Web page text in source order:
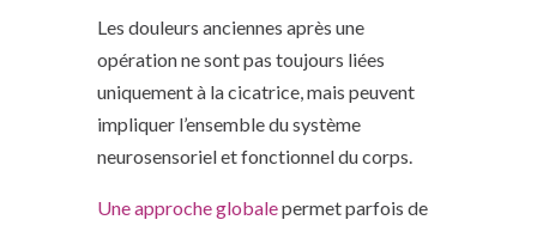
Les douleurs anciennes après une
opération ne sont pas toujours liées
uniquement à la cicatrice, mais peuvent
impliquer l’ensemble du système
neurosensoriel et fonctionnel du corps.
Une approche globalepermet parfois de